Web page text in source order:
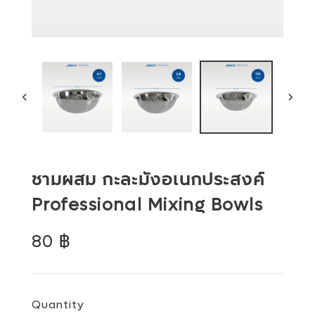
PREVIOUS
ชามผสม กะละมังอเนกประสงค์
Professional Mixing Bowls
Regular
80 ฿
Quantity